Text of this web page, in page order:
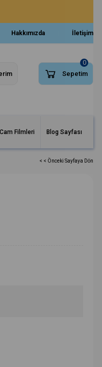
Hakkımızda İletişim
Sepetim
0
Filmleri Blog Sayfası
< < Önceki Sayfaya Dön